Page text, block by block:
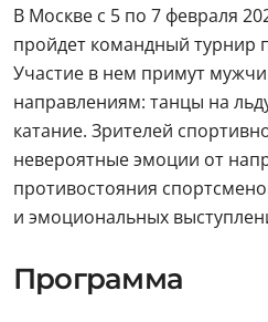
В Москве с 5 по 7 февраля
пройдет командный турнир
Участие в нем примут
направлениям: танцы на
катание. Зрителей
невероятные эмоции от
противостояния
и эмоциональных
Программа